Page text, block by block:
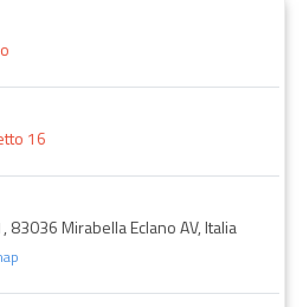
16
83036 Mirabella Eclano AV, Italia